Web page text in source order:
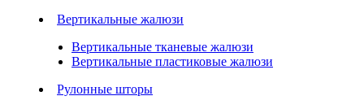
Вертикальные жалюзи
Вертикальные тканевые жалюзи
Вертикальные пластиковые жалюзи
Рулонные шторы